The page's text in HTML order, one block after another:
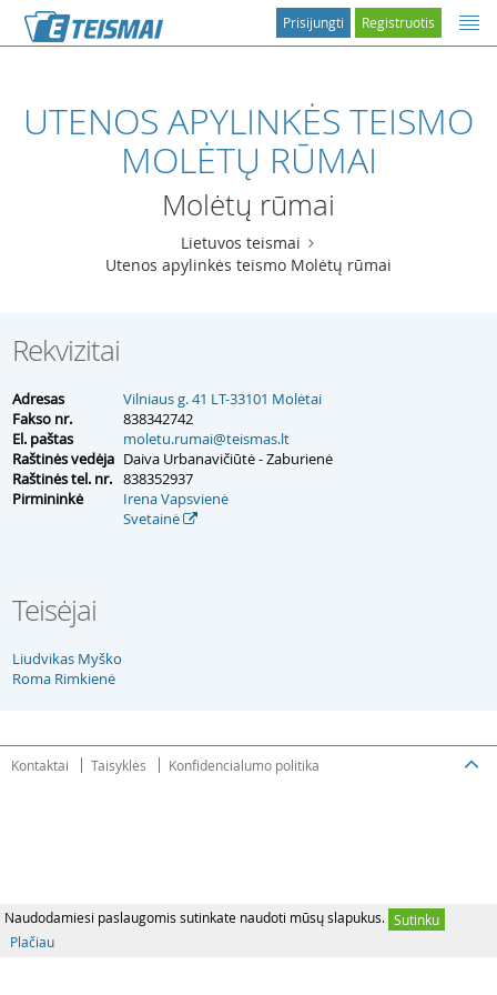
Naudodamiesi paslaugomis sutinkate naudoti mūsų slapukus. Sutinku
Plačiau
Registruotis
Prisijungti
UTENOS APYLINKĖS TEISMO
MOLĖTŲ RŪMAI
Molėtų rūmai
Lietuvos teismai
Utenos apylinkės teismo Molėtų rūmai
Rekvizitai
Adresas
Vilniaus g. 41 LT-33101 Molėtai
Fakso nr.
838342742
El. paštas
moletu.rumai@teismas.lt
Raštinės vedėja Daiva Urbanavičiūtė - Zaburienė
Raštinės tel. nr. 838352937
Pirmininkė
Irena Vapsvienė
Svetainė
Teisėjai
Liudvikas Myško
Roma Rimkienė
Kontaktai Taisyklės Konfidencialumo politika